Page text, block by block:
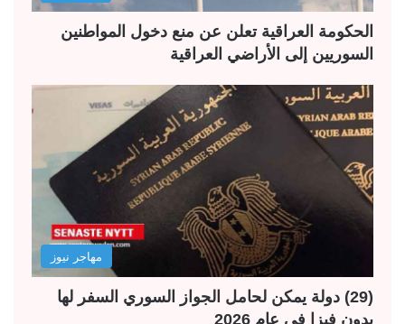
الحكومة العراقية تعلن عن منع دخول المواطنين
السوريين إلى الأراضي العراقية
مهاجر نيوز
(29) دولة يمكن لحامل الجواز السوري السفر لها
بدون فيزا في عام 2026